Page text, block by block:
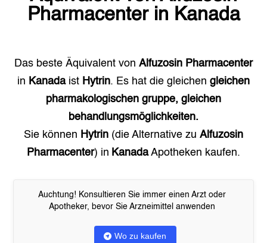
Pharmacenterin Kanada
Das beste Äquivalent von Alfuzosin Pharmacenter
in Kanadaist Hytrin. Es hat die gleichen gleichen
pharmakologischen gruppe, gleichen
behandlungsmöglichkeiten.
Sie können Hytrin (die Alternative zu Alfuzosin
Pharmacenter) in KanadaApotheken kaufen.
Auchtung! Konsultieren Sie immer einen Arzt oder
Apotheker, bevor Sie Arzneimittel anwenden
Wo zu kaufen